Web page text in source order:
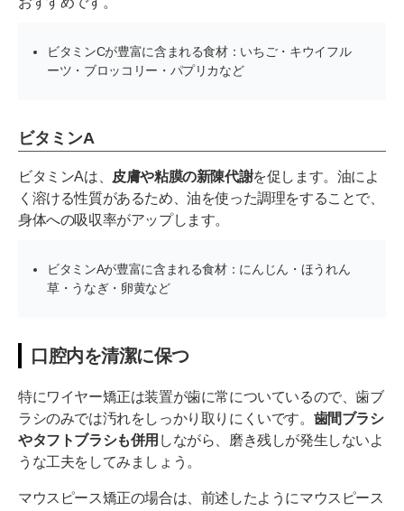
ビタミンCが豊富に含まれる食材：いちご・キウイフル
ーツ・ブロッコリー・パプリカなど
ビタミンA
ビタミンAは、 皮膚や粘膜の新陳代謝を促します。油によ
く溶ける性質があるため、油を使った調理をすることで、
身体への吸収率がアップします。
ビタミンAが豊富に含まれる食材：にんじん・ほうれん
草・うなぎ・卵黄など
口腔内を清潔に保つ
特にワイヤー矯正は装置が歯に常についているので、歯ブ
ラシのみでは汚れをしっかり取りにくいです。 歯間ブラシ
やタフトブラシも併用 しながら、磨き残しが発生しないよ
うな工夫をしてみましょう。
マウスピース矯正の場合は、前述したようにマウスピース